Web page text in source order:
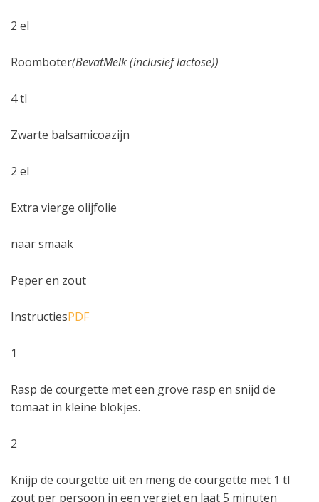
2 el
Roomboter(BevatMelk (inclusief lactose))
4 tl
Zwarte balsamicoazijn
2 el
Extra vierge olijfolie
naar smaak
Peper en zout
InstructiesPDF
1
Rasp de courgette met een grove rasp en snijd de
tomaat in kleine blokjes.
2
Knijp de courgette uit en meng de courgette met 1 tl
zout per persoon in een vergiet en laat 5 minuten